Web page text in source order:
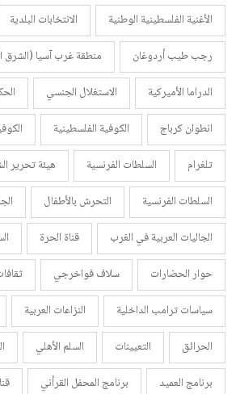
الأغنية الفلسطينية الوطنية الانتخابات البلدية
رجب طيب أردوغان
منطقة غرب آسيا (الشرق
الدراما الأميركية
الاستغلال الجنسي
انطوان كرباج
الكوفية الفلسطينية
تلغرام
السلطات الفرنسية هيئة تحرير
السلطات الفرنسية
التحرش بالأطفال
الجاليات العربية في الغرب
قناة الحرة
حوار الحضارات
سلاف فواخرجي
سياسات ترامب الداخلية
النزاعات العربية
الحرائق
التعيينات السلم الأهلي
برنامج العميد
برنامج المحفل القرأني